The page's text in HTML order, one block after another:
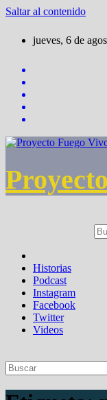
Saltar al contenido
jueves, 6 de
Historias
Podcast
Instagram
Facebook
Twitter
Videos